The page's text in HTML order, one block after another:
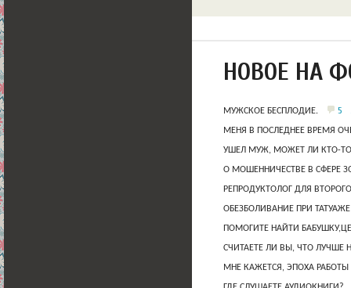
НОВОЕ НА
МУЖСКОЕ БЕСПЛОДИЕ. 5
МЕНЯ В ПОСЛЕДНЕЕ ВРЕМЯ
УШЕЛ МУЖ, МОЖЕТ ЛИ КТО-ТО
О МОШЕННИЧЕСТВЕ В СФЕРЕ
РЕПРОДУКТОЛОГ ДЛЯ
ОБЕЗБОЛИВАНИЕ ПРИ
ПОМОГИТЕ НАЙТИ
СЧИТАЕТЕ ЛИ ВЫ, ЧТО ЛУЧШЕ
МНЕ КАЖЕТСЯ, ЭПОХА